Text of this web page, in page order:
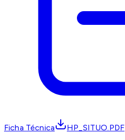
Ficha Técnica HP_SITUO.PDF